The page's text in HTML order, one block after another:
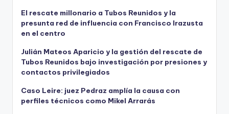
El rescate millonario a Tubos Reunidos y la
presunta red de influencia con Francisco Irazusta
en el centro
Julián Mateos Aparicio y la gestión del rescate de
Tubos Reunidos bajo investigación por presiones y
contactos privilegiados
Caso Leire: juez Pedraz amplía la causa con
perfiles técnicos como Mikel Arrarás